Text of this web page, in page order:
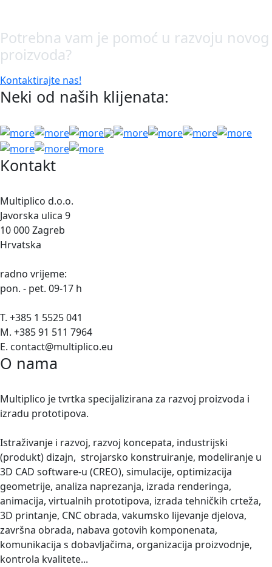
Potrebna vam je pomoć u razvoju novog
proizvoda?
Kontaktirajte nas!
Neki od naših klijenata:
Kontakt
Multiplico d.o.o.
Javorska ulica 9
10 000 Zagreb
Hrvatska
radno vrijeme:
pon. - pet. 09-17 h
T. +385 1 5525 041
M. +385 91 511 7964
E. contact@multiplico.eu
O nama
Multiplico je tvrtka specijalizirana za razvoj proizvoda i
izradu prototipova.
Istraživanje i razvoj, razvoj koncepata, industrijski
(produkt) dizajn, strojarsko konstruiranje, modeliranje u
3D CAD software-u (CREO), simulacije, optimizacija
geometrije, analiza naprezanja, izrada renderinga,
animacija, virtualnih prototipova, izrada tehničkih crteža,
3D printanje, CNC obrada, vakumsko lijevanje djelova,
završna obrada, nabava gotovih komponenata,
komunikacija s dobavljačima, organizacija proizvodnje,
kontrola kvalitete...